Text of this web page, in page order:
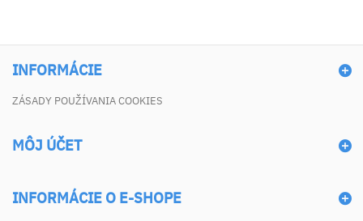
INFORMÁCIE
ZÁSADY POUŽÍVANIA COOKIES
MÔJ ÚČET
INFORMÁCIE O E-SHOPE